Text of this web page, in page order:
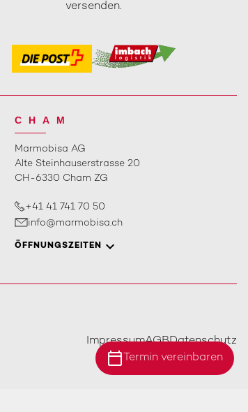
versenden.
calendar_today Termin vereinbaren
CHAM
Marmobisa AG
Alte Steinhauserstrasse 20
CH-6330 Cham ZG
+41 41 741 70 50
info@marmobisa.ch
ÖFFNUNGSZEITEN
ImpressumAGBDatenschutz